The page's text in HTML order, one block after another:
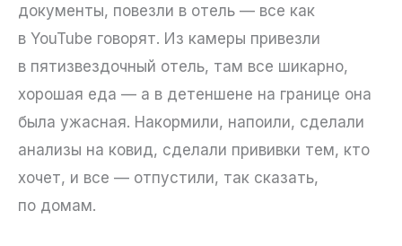
документы, повезли в отель — все как
в YouTube говорят. Из камеры привезли
в пятизвездочный отель, там все шикарно,
хорошая еда — а в детеншене на границе она
была ужасная. Накормили, напоили, сделали
анализы на ковид, сделали прививки тем, кто
хочет, и все — отпустили, так сказать,
по домам.